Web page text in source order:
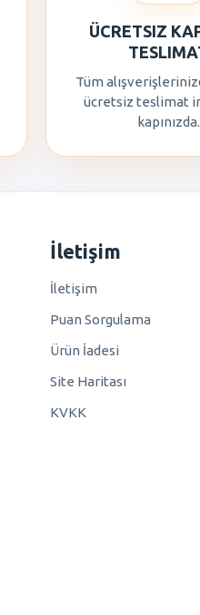
ÜCRETSIZ
Tüm
ücretsiz teslimat
kapınızda.
İletişim
İletişim
Puan Sorgulama
Ürün İadesi
Site Haritası
KVKK